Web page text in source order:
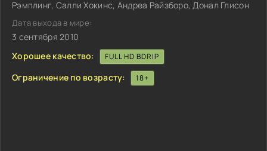
Рэмплинг, Салли Хокинс, Андреа Райзборо, Донал Глисон
Дата выхода в мире:
3 сентября 2010
Хорошее качество:
FULL HD BDRIP
Ограничение по возрасту: 18+